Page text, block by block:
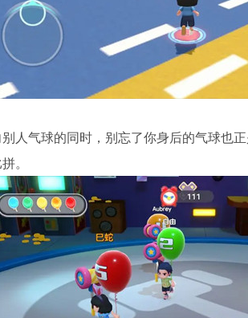
人气球的同时，别忘了你身后的气球也
。